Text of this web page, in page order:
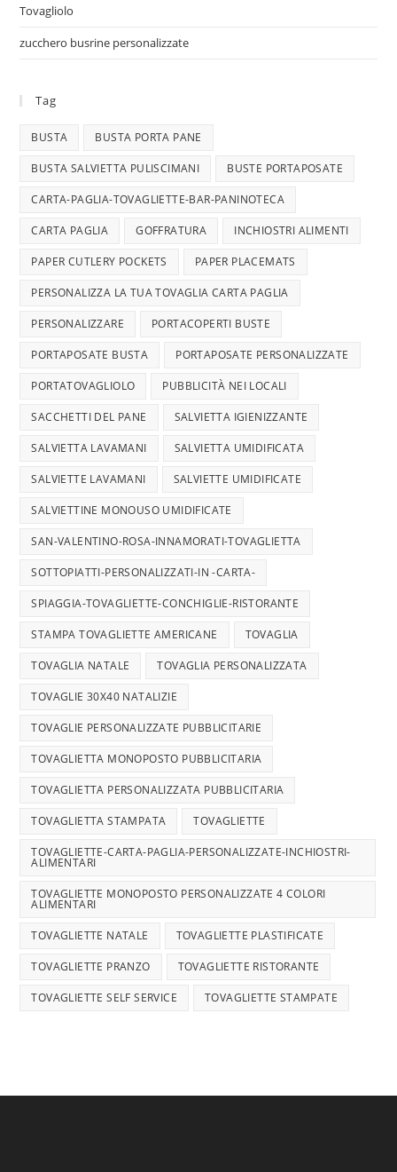
Tovagliolo
zucchero busrine personalizzate
Tag
BUSTA BUSTA PORTA PANE
BUSTA SALVIETTA PULISCIMANI BUSTE PORTAPOSATE
CARTA-PAGLIA-TOVAGLIETTE-BAR-PANINOTECA
CARTA PAGLIA GOFFRATURA INCHIOSTRI ALIMENTI
PAPER CUTLERY POCKETS PAPER PLACEMATS
PERSONALIZZA LA TUA TOVAGLIA CARTA PAGLIA
PERSONALIZZARE PORTACOPERTI BUSTE
PORTAPOSATE BUSTA PORTAPOSATE PERSONALIZZATE
PORTATOVAGLIOLO PUBBLICITÀ NEI LOCALI
SACCHETTI DEL PANE SALVIETTA IGIENIZZANTE
SALVIETTA LAVAMANI SALVIETTA UMIDIFICATA
SALVIETTE LAVAMANI SALVIETTE UMIDIFICATE
SALVIETTINE MONOUSO UMIDIFICATE
SAN-VALENTINO-ROSA-INNAMORATI-TOVAGLIETTA
SOTTOPIATTI-PERSONALIZZATI-IN -CARTA-
SPIAGGIA-TOVAGLIETTE-CONCHIGLIE-RISTORANTE
STAMPA TOVAGLIETTE AMERICANE TOVAGLIA
TOVAGLIA NATALE TOVAGLIA PERSONALIZZATA
TOVAGLIE 30X40 NATALIZIE
TOVAGLIE PERSONALIZZATE PUBBLICITARIE
TOVAGLIETTA MONOPOSTO PUBBLICITARIA
TOVAGLIETTA PERSONALIZZATA PUBBLICITARIA
TOVAGLIETTA STAMPATA TOVAGLIETTE
TOVAGLIETTE-CARTA-PAGLIA-PERSONALIZZATE-INCHIOSTRI-
ALIMENTARI
TOVAGLIETTE MONOPOSTO PERSONALIZZATE 4 COLORI
ALIMENTARI
TOVAGLIETTE NATALE TOVAGLIETTE PLASTIFICATE
TOVAGLIETTE PRANZO TOVAGLIETTE RISTORANTE
TOVAGLIETTE SELF SERVICE TOVAGLIETTE STAMPATE